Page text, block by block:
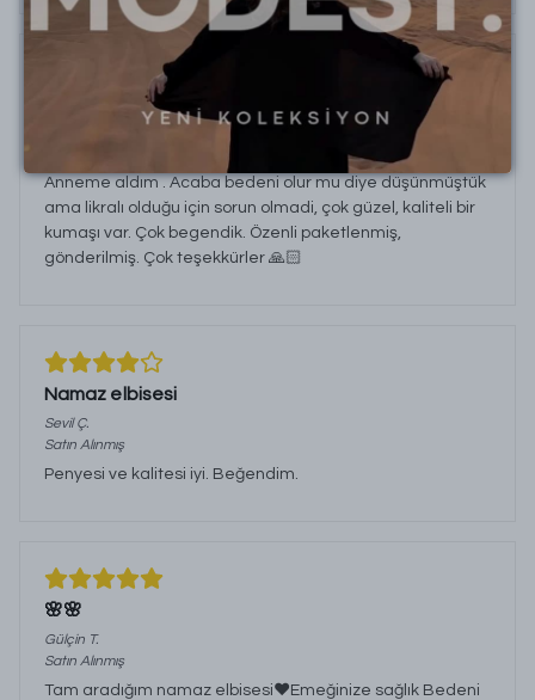
Çok begendik
Anneme aldım . Acaba bedeni olur mu diye düşünmüştük
ama likralı olduğu için sorun olmadi, çok güzel, kaliteli bir
kumaşı var. Çok begendik. Özenli paketlenmiş,
gönderilmiş. Çok teşekkürler 🙏🏻
Namaz elbisesi
Sevil Ç.
Satın Alınmış
Penyesi ve kalitesi iyi. Beğendim.
🌸🌸
Gülçin T.
Satın Alınmış
Tam aradığım namaz elbisesi❤️Emeğinize sağlık Bedeni